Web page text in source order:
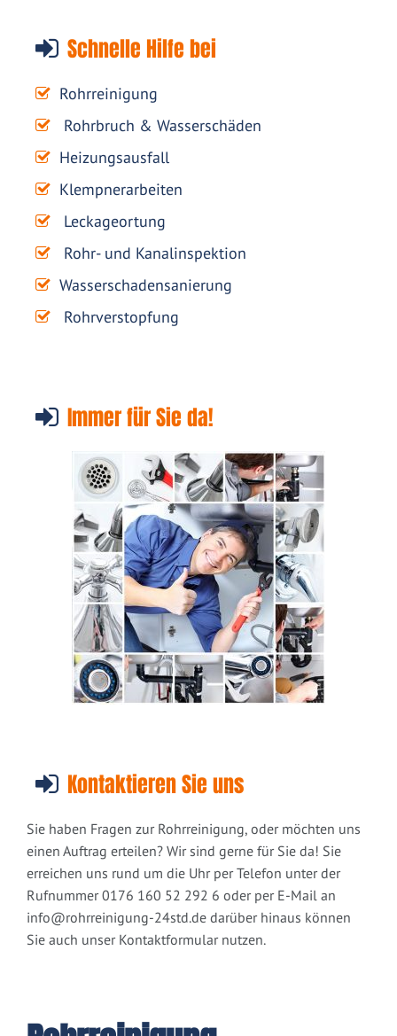
Schnelle Hilfe bei
Rohrreinigung
Rohrbruch & Wasserschäden
Heizungsausfall
Klempnerarbeiten
Leckageortung
Rohr- und Kanalinspektion
Wasserschadensanierung
Rohrverstopfung
Immer für Sie da!
Kontaktieren Sie uns
Sie haben Fragen zur Rohrreinigung, oder möchten uns
einen Auftrag erteilen? Wir sind gerne für Sie da! Sie
erreichen uns rund um die Uhr per Telefon unter der
Rufnummer 0176 160 52 292 6 oder per E-Mail an
info@rohrreinigung-24std.de darüber hinaus können
Sie auch unser Kontaktformular nutzen.